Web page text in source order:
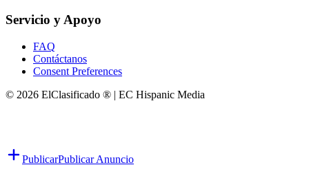
Servicio y Apoyo
FAQ
Contáctanos
Consent Preferences
© 2026 ElClasificado ® | EC Hispanic Media
PublicarPublicar Anuncio